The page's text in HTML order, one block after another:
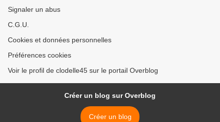
Signaler un abus
C.G.U.
Cookies et données personnelles
Préférences cookies
Voir le profil de clodelle45 sur le portail Overblog
Créer un blog sur Overblog
Créer un blog